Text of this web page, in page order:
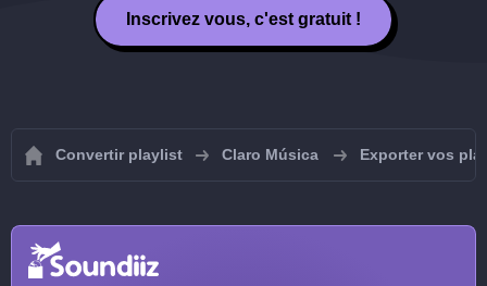
Inscrivez vous, c'est gratuit !
Convertir playlist Claro Música Exporter vos